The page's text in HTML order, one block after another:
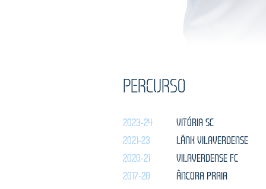
PERCURSO
2023-24
VITÓRIA SC
2021-23
LÄNK VILAVERDENSE
2020-21
VILAVERDENSE FC
2017-20
ÂNCORA PRAIA